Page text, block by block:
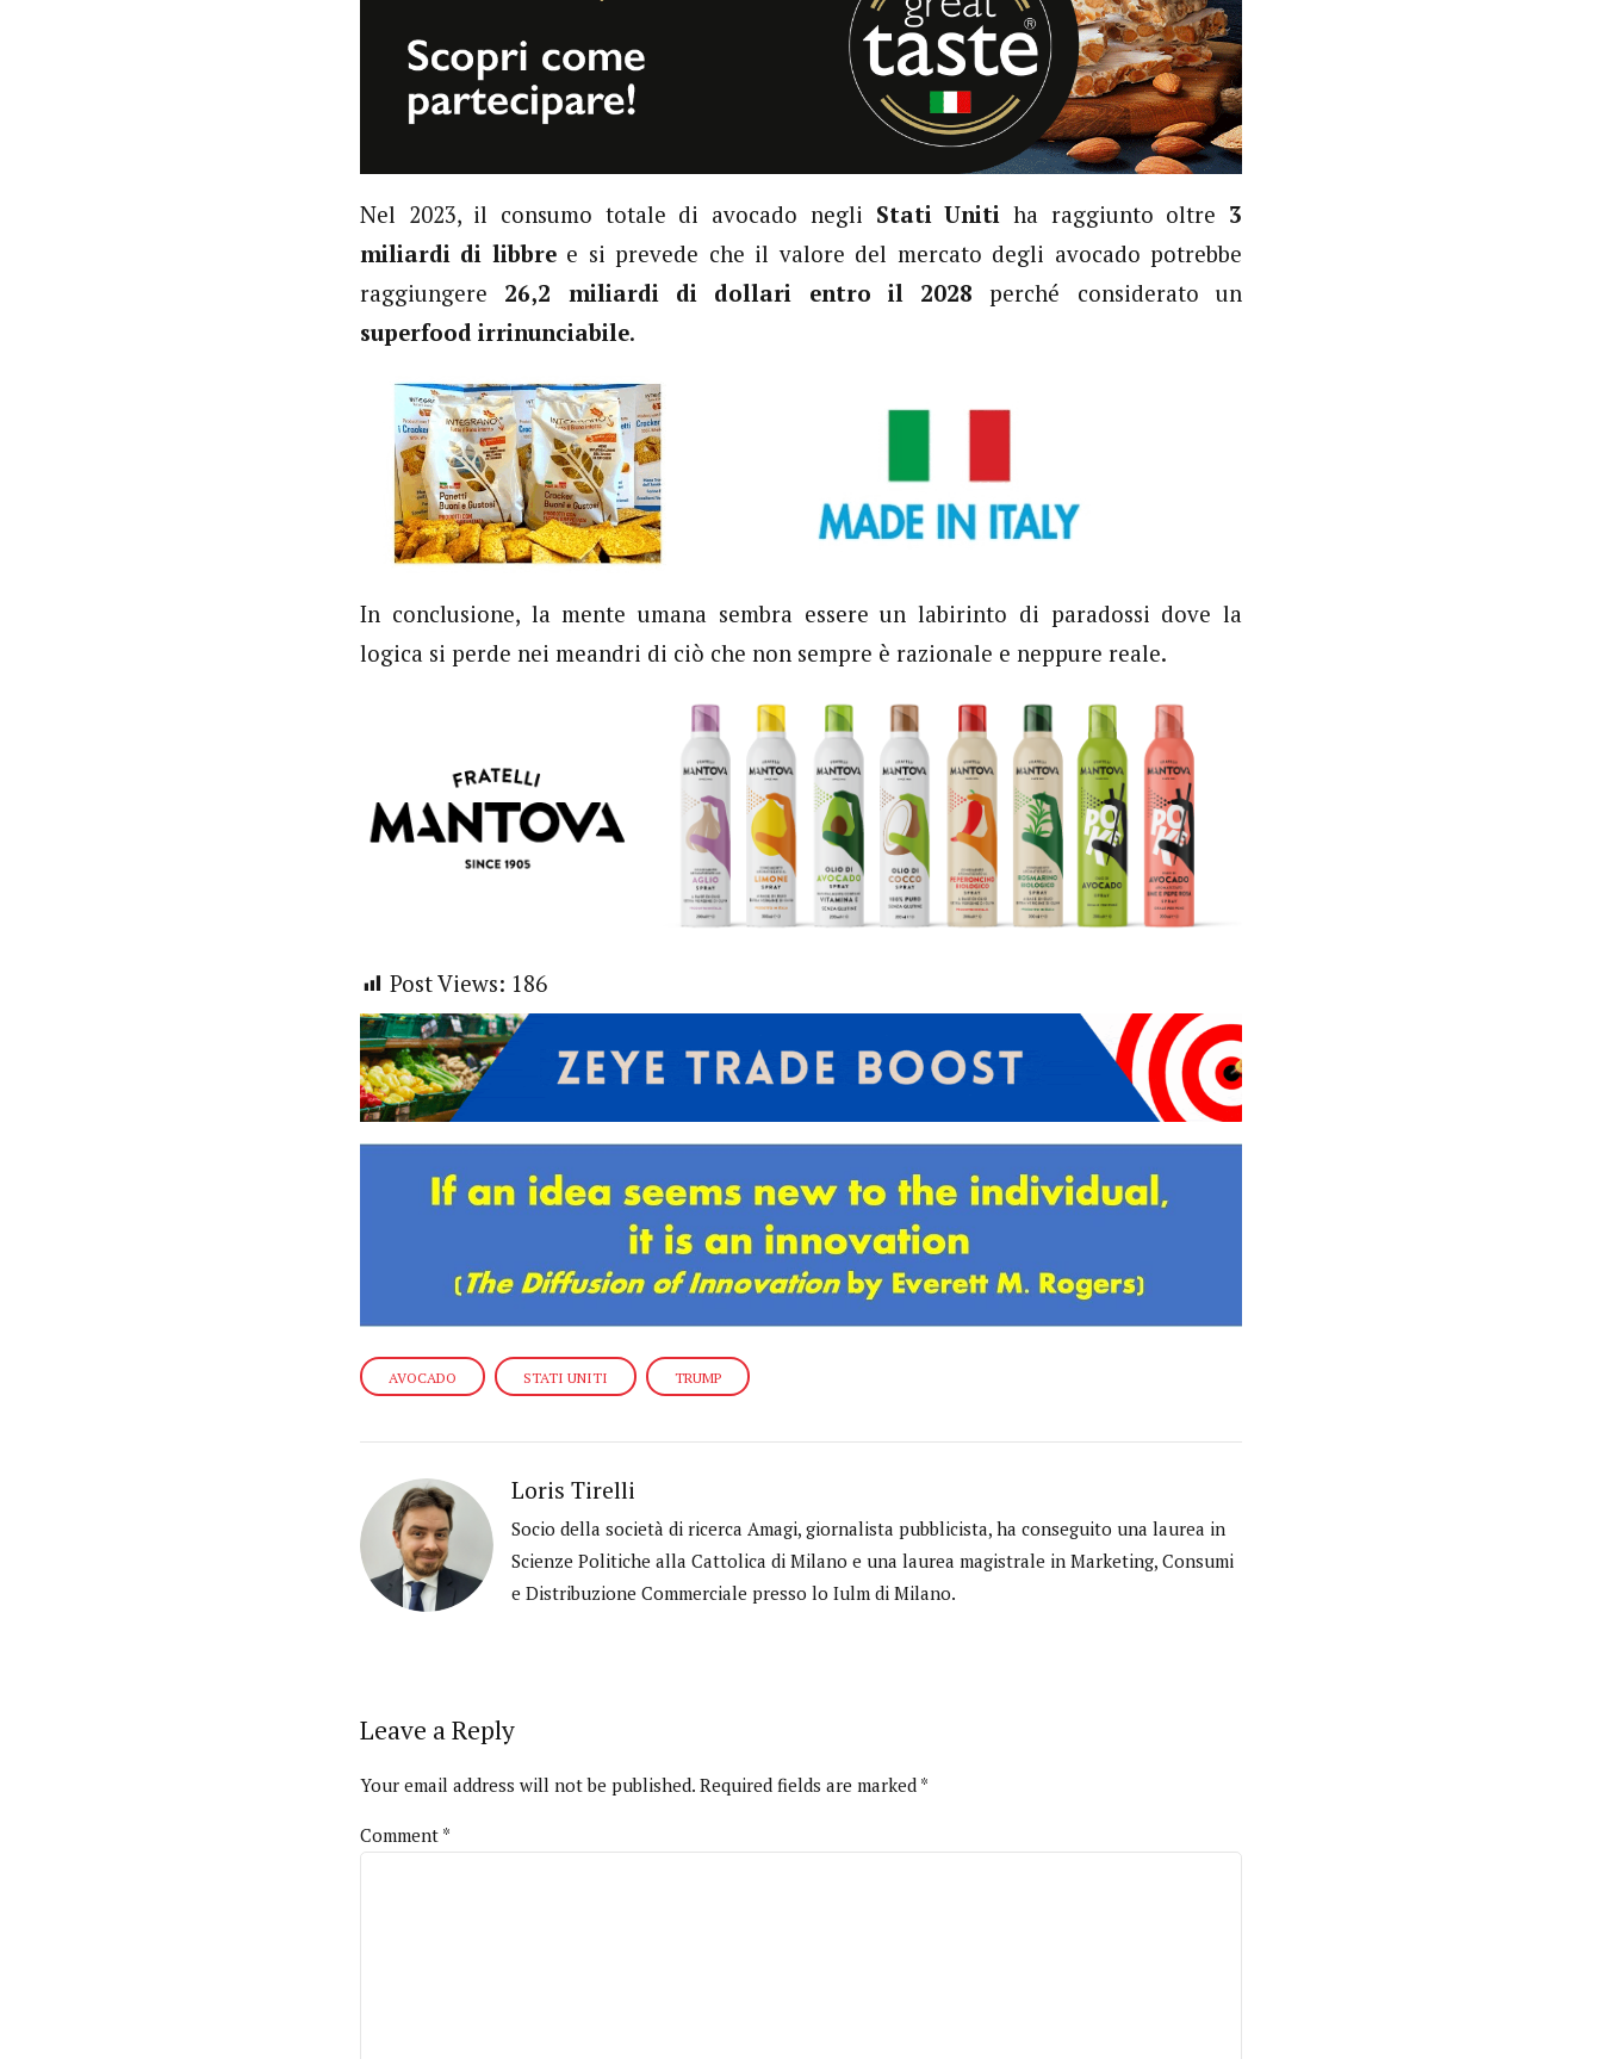
Nel 2023, il consumo totale di avocado negli Stati Uniti ha raggiunto oltre 3
miliardi di libbree si prevede che il valore del mercato degli avocado potrebbe
raggiungere 26,2 miliardi di dollari entro il 2028 perché considerato un
superfood irrinunciabile.
In conclusione, la mente umana sembra essere un labirinto di paradossi dove la
logica si perde nei meandri di ciò che non sempre è razionale e neppure reale.
Post Views: 186
AVOCADO STATI UNITI TRUMP
Loris Tirelli
Socio della società di ricerca Amagi, giornalista pubblicista, ha conseguito una laurea in
Scienze Politiche alla Cattolica di Milano e una laurea magistrale in Marketing, Consumi
e Distribuzione Commerciale presso lo Iulm di Milano.
Leave a Reply
Your email address will not be published. Required fields are marked *
Comment *